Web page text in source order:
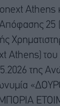
Athens
25
του
της